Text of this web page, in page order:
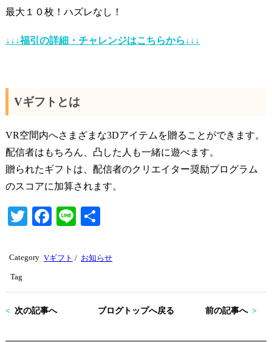
最大１０枚！ハズレなし！
↓↓↓福引の詳細・チャレンジはこちらから↓↓↓
Vギフトとは
VR空間内へさまざまな3Dアイテムを贈ることができます。
配信者はもちろん、凸した人も一緒に遊べます。
贈られたギフトは、配信者のクリエイター奨励プログラム
のスコアに加算されます。
T
tte
Fa
bo
Li
Category Vギフト / お知らせ
Tag
次の記事へ ブログトップへ戻る 前の記事へ